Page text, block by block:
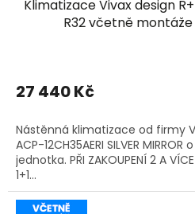
Klimatizace Vivax design
R32 včetně montáže
27 440 Kč
Nástěnná klimatizace od firmy
ACP-12CH35AERI SILVER
jednotka. PŘI ZAKOUPENÍ 2 A VÍCE
1+1...